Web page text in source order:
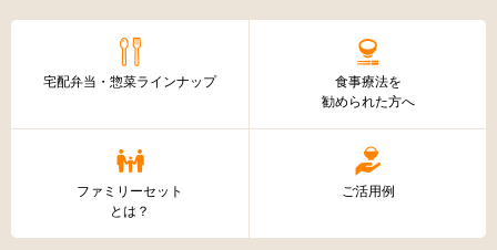
宅配弁当・惣菜ラインナップ
食事療法を
勧められた方へ
ファミリーセット
とは？
ご活用例